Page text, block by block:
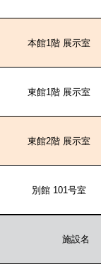
本館1階 展示室
東館1階 展示室
東館2階 展示室
別館 101号室
施設名